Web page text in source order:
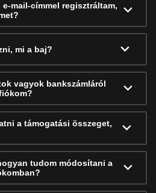
mail-címmel regisztráltam,
mi a baj?
vagyok bankszámláról
a támogatási összeget,
tudom módosítani a